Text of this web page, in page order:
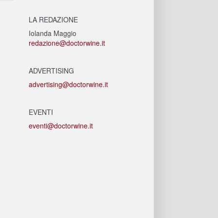
LA REDAZIONE
Iolanda Maggio
redazione@doctorwine.it
ADVERTISING
advertising@doctorwine.it
EVENTI
eventi@doctorwine.it